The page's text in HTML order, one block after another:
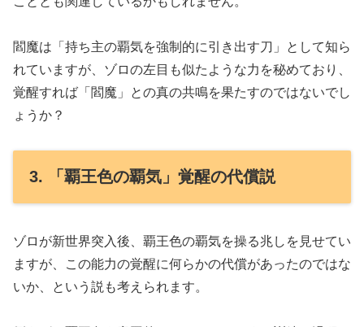
閻魔は「持ち主の覇気を強制的に引き出す刀」として知ら
れていますが、ゾロの左目も似たような力を秘めており、
覚醒すれば「閻魔」との真の共鳴を果たすのではないでし
ょうか？
3. 「覇王色の覇気」覚醒の代償説
ゾロが新世界突入後、覇王色の覇気を操る兆しを見せてい
ますが、この能力の覚醒に何らかの代償があったのではな
いか、という説も考えられます。